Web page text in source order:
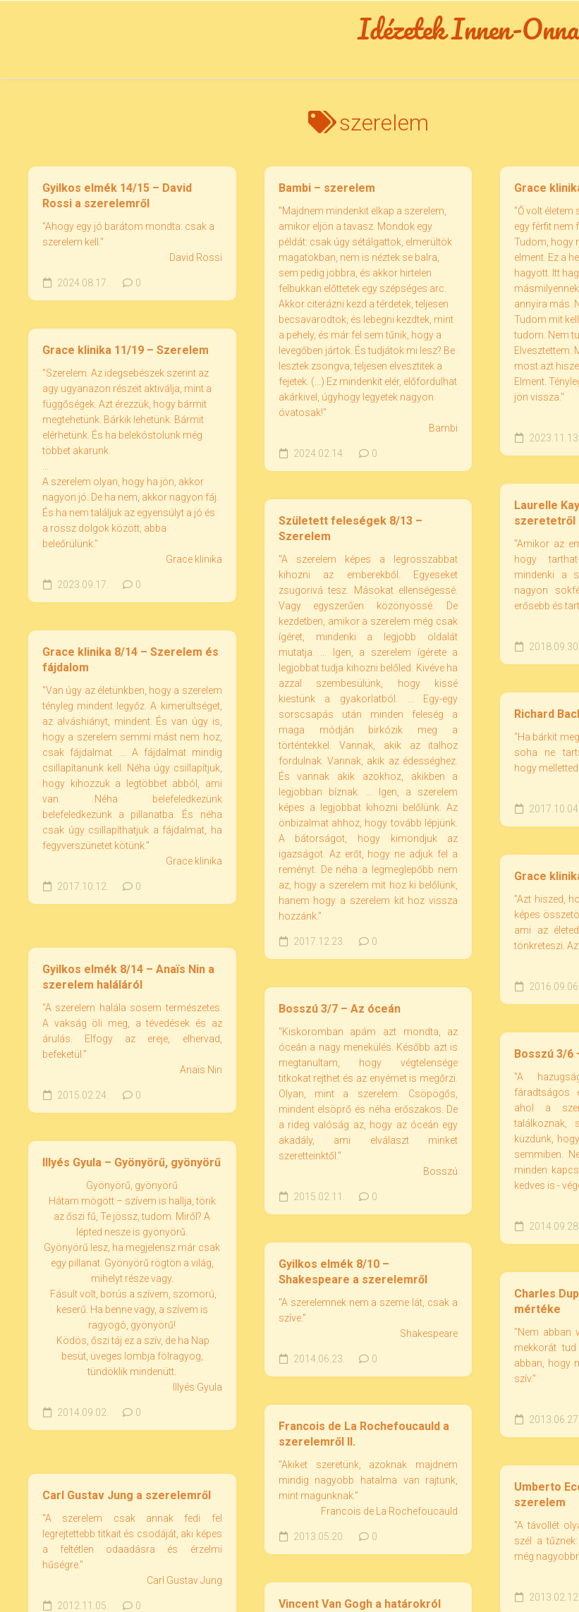
Idézetek Innen-
szerelem
Gyilkos elmék 14/15 – David
Rossi a szerelemről
"Ahogy egy jó barátom mondta: csak a
szerelem kell."
David Rossi
2024.08.17. 0
Bambi – szerelem
"Majdnem mindenkit elkap a szerelem,
amikor eljön a tavasz. Mondok egy
példát: csak úgy sétálgattok, elmerültök
magatokban, nem is néztek se balra,
sem pedig jobbra, és akkor hirtelen
felbukkan előttetek egy szépséges arc.
Akkor citerázni kezd a térdetek, teljesen
becsavarodtok, és lebegni kezdtek, mint
a pehely, és már fel sem tűnik, hogy a
levegőben jártok. És tudjátok mi lesz? Be
lesztek zsongva, teljesen elvesztitek a
fejetek. (...) Ez mindenkit elér, előfordulhat
akárkivel, úgyhogy legyetek nagyon
óvatosak!"
Bambi
2024.02.14. 0
Grace
"Ő volt életem
egy férfit nem
Tudom, hogy
elment. Ez a
hagyott. Itt
annyira más.
Tudom mit
tudom. Nem
Elvesztettem.
most azt
Elment.
jön vissza."
2023.11.13.
Grace klinika 11/19 – Szerelem
"Szerelem. Az idegsebészek szerint az
agy ugyanazon részeit aktiválja, mint a
függőségek. Azt érezzük, hogy bármit
megtehetünk. Bárkik lehetünk. Bármit
elérhetünk. És ha belekóstolunk még
többet akarunk.
A szerelem olyan, hogy ha jön, akkor
nagyon jó. De ha nem, akkor nagyon fáj.
És ha nem találjuk az egyensúlyt a jó és
a rossz dolgok között, abba
beleőrülünk."
Grace klinika
2023.09.17. 0
Laurelle
szeretetről
"Amikor az
hogy
mindenki a
nagyon
erősebb és
2018.09.30.
Született feleségek 8/13 –
Szerelem
"A szerelem képes a legrosszabbat
kihozni az emberekből. Egyeseket
zsugorivá tesz. Másokat ellenségessé.
Vagy egyszerűen közönyössé. De
kezdetben, amikor a szerelem még csak
ígéret, mindenki a legjobb oldalát
mutatja. ... Igen, a szerelem ígérete a
legjobbat tudja kihozni belőled. Kivéve ha
azzal szembesülünk, hogy kissé
kiestünk a gyakorlatból. ... Egy-egy
sorscsapás után minden feleség a
maga módján birkózik meg a
történtekkel. Vannak, akik az italhoz
fordulnak. Vannak, akik az édességhez.
És vannak akik azokhoz, akikben a
legjobban bíznak. ... Igen, a szerelem
képes a legjobbat kihozni belőlünk. Az
önbizalmat ahhoz, hogy tovább lépjünk.
A bátorságot, hogy kimondjuk az
igazságot. Az erőt, hogy ne adjuk fel a
reményt. De néha a legmeglepőbb nem
az, hogy a szerelem mit hoz ki belőlünk,
hanem hogy a szerelem kit hoz vissza
hozzánk."
2017.12.23. 0
Grace klinika 8/14 – Szerelem és
fájdalom
"Van úgy az életünkben, hogy a szerelem
tényleg mindent legyőz. A kimerültséget,
az alváshiányt, mindent. És van úgy is,
hogy a szerelem semmi mást nem hoz,
csak fájdalmat. ... A fájdalmat mindig
csillapítanunk kell. Néha úgy csillapítjuk,
hogy kihozzuk a legtöbbet abból, ami
van. Néha belefeledkezünk
belefeledkezünk a pillanatba. És néha
csak úgy csillapíthatjuk a fájdalmat, ha
fegyverszünetet kötünk."
Grace klinika
2017.10.12. 0
Richard
"Ha bárkit
soha ne
hogy
2017.10.04.
Grace
"Azt hiszed,
képes
ami az
tönkreteszi.
2016.09.06.
Gyilkos elmék 8/14 – Anaïs Nin a
szerelem haláláról
"A szerelem halála sosem természetes.
A vakság öli meg, a tévedések és az
árulás. Elfogy az ereje, elhervad,
befeketül."
Anaïs Nin
2015.02.24. 0
Bosszú 3/7 – Az óceán
"Kiskoromban apám azt mondta, az
óceán a nagy menekülés. Később azt is
megtanultam, hogy végtelensége
titkokat rejthet és az enyémet is megőrzi.
Olyan, mint a szerelem. Csöpögős,
mindent elsöprő és néha erőszakos. De
a rideg valóság az, hogy az óceán egy
akadály, ami elválaszt minket
szeretteinktől."
Bosszú
2015.02.11. 0
Bosszú 3/6
"A
fáradtságos
ahol a
találkoznak,
küzdünk,
semmiben.
minden
kedves is -
2014.09.28.
Illyés Gyula – Gyönyörű, gyönyörű
Gyönyörű, gyönyörű
Hátam mögött – szívem is hallja, törik
az őszi fű, Te jössz, tudom. Miről? A
lépted nesze is gyönyörű.
Gyönyörű lesz, ha megjelensz már csak
egy pillanat. Gyönyörű rögtön a világ,
mihelyt része vagy.
Fásult volt, borús a szívem, szomorú,
keserű. Ha benne vagy, a szívem is
ragyogó, gyönyörű!
Ködös, őszi táj ez a szív, de ha Nap
besüt, üveges lombja fölragyog,
tündöklik mindenütt.
Illyés Gyula
2014.09.02. 0
Gyilkos elmék 8/10 –
Shakespeare a szerelemről
"A szerelemnek nem a szeme lát, csak a
szíve."
Shakespeare
2014.06.23. 0
Charles
mértéke
"Nem abban
mekkorát
abban, hogy
szív."
2013.06.27.
Francois de La Rochefoucauld a
szerelemről II.
"Akiket szeretünk, azoknak majdnem
mindig nagyobb hatalma van rajtunk,
mint magunknak."
Francois de La Rochefoucauld
2013.05.20. 0
Umberto
szerelem
"A távollét
szél a
még
2013.02.12.
Carl Gustav Jung a szerelemről
"A szerelem csak annak fedi fel
legrejtettebb titkait és csodáját, aki képes
a feltétlen odaadásra és érzelmi
hűségre."
Carl Gustav Jung
2012.11.05. 0 Vincent Van Gogh a határokról